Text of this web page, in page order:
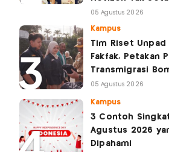
05 Agustus 2026
Kampus
Tim Riset Unpad
Fakfak, Petakan
Transmigrasi
05 Agustus 2026
Kampus
3 Contoh
Agustus 2026
Dipahami